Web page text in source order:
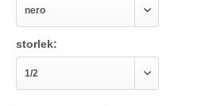
storlek: